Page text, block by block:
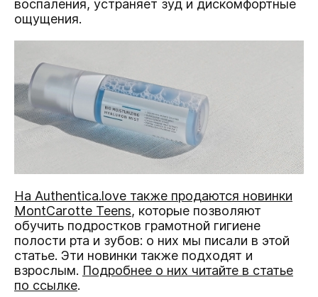
воспаления, устраняет зуд и дискомфортные
ощущения.
На Authentica.love также продаются новинки
MontCarotte Teens, которые позволяют
обучить подростков грамотной гигиене
полости рта и зубов: о них мы писали в этой
статье. Эти новинки также подходят и
взрослым. Подробнее о них читайте в статье
по ссылке.